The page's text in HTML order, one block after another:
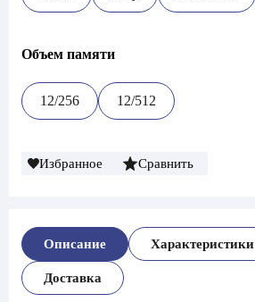
Объем памяти
12/256 12/512
Избранное Сравнить
Описание Характеристики
Доставка